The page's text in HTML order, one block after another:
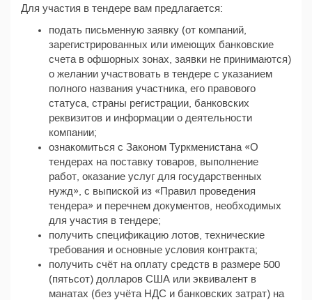
Для участия в тендере вам предлагается:
подать письменную заявку (от компаний,
зарегистрированных или имеющих банковские
счета в офшорных зонах, заявки не принимаются)
о желании участвовать в тендере с указанием
полного названия участника, его правового
статуса, страны регистрации, банковских
реквизитов и информации о деятельности
компании;
ознакомиться с Законом Туркменистана «О
тендерах на поставку товаров, выполнение
работ, оказание услуг для государственных
нужд», с выпиской из «Правил проведения
тендера» и перечнем документов, необходимых
для участия в тендере;
получить спецификацию лотов, технические
требования и основные условия контракта;
получить счёт на оплату средств в размере 500
(пятьсот) долларов США или эквивалент в
манатах (без учёта НДС и банковских затрат) на